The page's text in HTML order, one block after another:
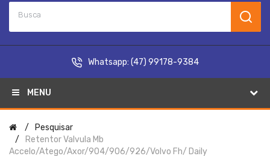
Whatsapp: (47) 99178-9384
MENU
Pesquisar
Retentor Valvula Mb
Accelo/atego/axor/904/906/926/volvo Fh/ Daily